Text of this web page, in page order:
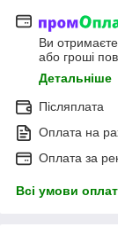
Ви
або гроші
Детальніше
Післяплата
Оплата на
Оплата за
Всі умови